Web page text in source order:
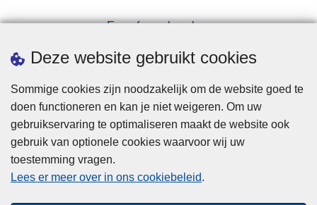
Deze website gebruikt cookies
Sommige cookies zijn noodzakelijk om de website goed te
doen functioneren en kan je niet weigeren. Om uw
gebruikservaring te optimaliseren maakt de website ook
gebruik van optionele cookies waarvoor wij uw
toestemming vragen.
Lees er meer over in ons cookiebeleid.
Een afspraak maken
Downloads
Privacy